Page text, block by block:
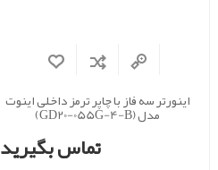
اینورتر سه فاز با چاپر ترمز داخلی اینوت
مدل (GD20-055G-4-B)
تماس بگیرید